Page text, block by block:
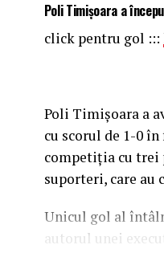
Poli Timișoara a
click pentru gol :::
Poli Timișoara a
cu scorul de 1-0
competiția cu
suporteri, care au
Unicul gol al
autorul unei